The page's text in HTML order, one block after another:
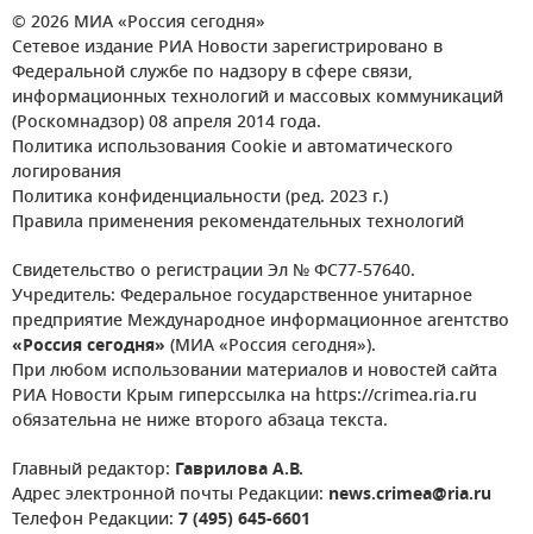
© 2026 МИА «Россия сегодня»
Сетевое издание РИА Новости зарегистрировано в
Федеральной службе по надзору в сфере связи,
информационных технологий и массовых коммуникаций
(Роскомнадзор) 08 апреля 2014 года.
Политика использования Cookie и автоматического
логирования
Политика конфиденциальности (ред. 2023 г.)
Правила применения рекомендательных технологий
Свидетельство о регистрации Эл № ФС77-57640.
Учредитель: Федеральное государственное унитарное
предприятие Международное информационное агентство
«Россия сегодня» (МИА «Россия сегодня»).
При любом использовании материалов и новостей сайта
РИА Новости Крым гиперссылка на https://crimea.ria.ru
обязательна не ниже второго абзаца текста.
Главный редактор: Гаврилова А.В.
Адрес электронной почты Редакции: news.crimea@ria.ru
Телефон Редакции: 7 (495) 645-6601